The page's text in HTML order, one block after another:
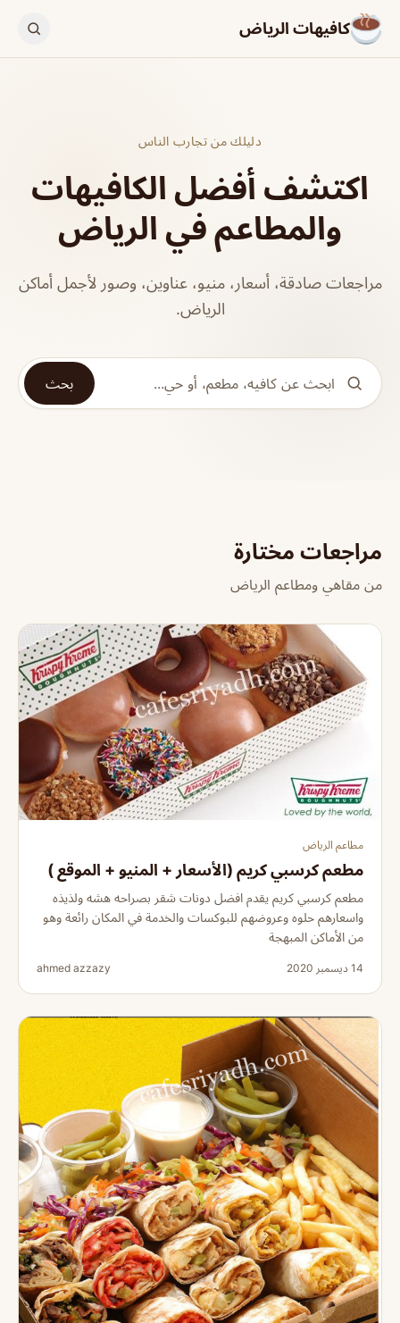
كافيهات الرياض
دليلك من تجارب الناس
اكتشف أفضل الكافيهات
والمطاعم في الرياض
مراجعات صادقة، أسعار، منيو، عناوين، وصور لأجمل أماكن
الرياض.
بحث
مراجعات مختارة
من مقاهي ومطاعم الرياض
مطاعم الرياض
مطعم كرسبي كريم (الأسعار + المنيو + الموقع )
مطعم كرسبي كريم يقدم افضل دونات شقر بصراحه هشه ولذيذه
واسعارهم حلوه وعروضهم للبوكسات والخدمة في المكان رائعة وهو
من الأماكن المبهجة
14 ديسمبر 2020 ahmed azzazy